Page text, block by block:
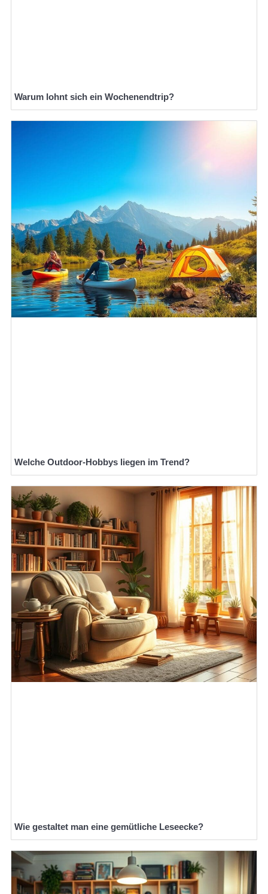
Warum lohnt sich ein Wochenendtrip?
Welche Outdoor-Hobbys liegen im Trend?
Wie gestaltet man eine gemütliche Leseecke?